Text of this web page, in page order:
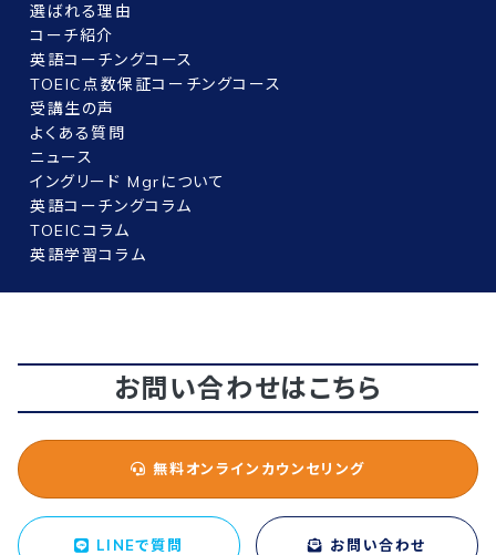
選ばれる理由
コーチ紹介
英語コーチングコース
TOEIC点数保証コーチングコース
受講生の声
よくある質問
ニュース
イングリード Mgrについて
英語コーチングコラム
TOEICコラム
英語学習コラム
お問い合わせはこちら
無料オンラインカウンセリング
LINEで質問 お問い合わせ